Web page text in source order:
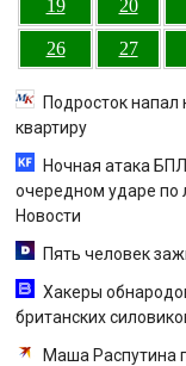
19 20
26 27
Подросток
квартиру
Ночная атака
очередном ударе по
Новости
Пять человек
Хакеры
британских
Маша Распутина